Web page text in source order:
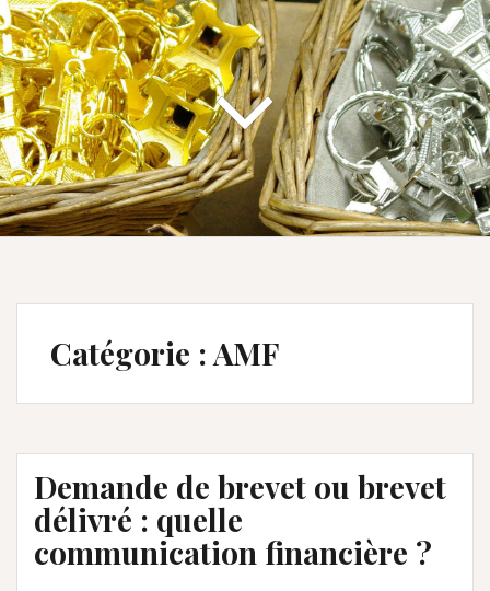
Catégorie :AMF
Demande de brevet ou brevet
délivré : quelle
communication financière ?